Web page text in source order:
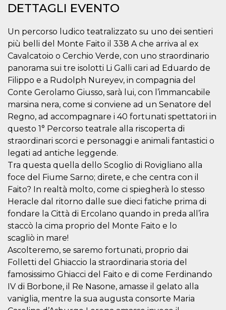
DETTAGLI EVENTO
Un percorso ludico teatralizzato su uno dei sentieri
più belli del Monte Faito il 338 A che arriva al ex
Cavalcatoio o Cerchio Verde, con uno straordinario
panorama sui tre isolotti Li Galli cari ad Eduardo de
Filippo e a Rudolph Nureyev, in compagnia del
Conte Gerolamo Giusso, sarà lui, con l’immancabile
marsina nera, come si conviene ad un Senatore del
Regno, ad accompagnare i 40 fortunati spettatori in
questo 1° Percorso teatrale alla riscoperta di
straordinari scorci e personaggi e animali fantastici o
legati ad antiche leggende.
Tra questa quella dello Scoglio di Rovigliano alla
foce del Fiume Sarno; direte, e che centra con il
Faito? In realtà molto, come ci spiegherà lo stesso
Heracle dal ritorno dalle sue dieci fatiche prima di
fondare la Città di Ercolano quando in preda all’ira
staccò la cima proprio del Monte Faito e lo
scagliò in mare!
Ascolteremo, se saremo fortunati, proprio dai
Folletti del Ghiaccio la straordinaria storia del
famosissimo Ghiacci del Faito e di come Ferdinando
IV di Borbone, il Re Nasone, amasse il gelato alla
vaniglia, mentre la sua augusta consorte Maria
cookie dei
visitatori. È
necessario che il
cookie di
Cookie-
Script.com
funzioni
correttamente.
Storage declaration
Nome
Storage
type
Descrizione
fbssls_314278995690155
Session
storage
wpEmojiSettingsSupports
Session
storage
cn_uc__
storage
Nome
Provider /
Dominio
Scadenza Descrizione
c_user
Meta
Platform Inc.
4
settimane
2 giorni